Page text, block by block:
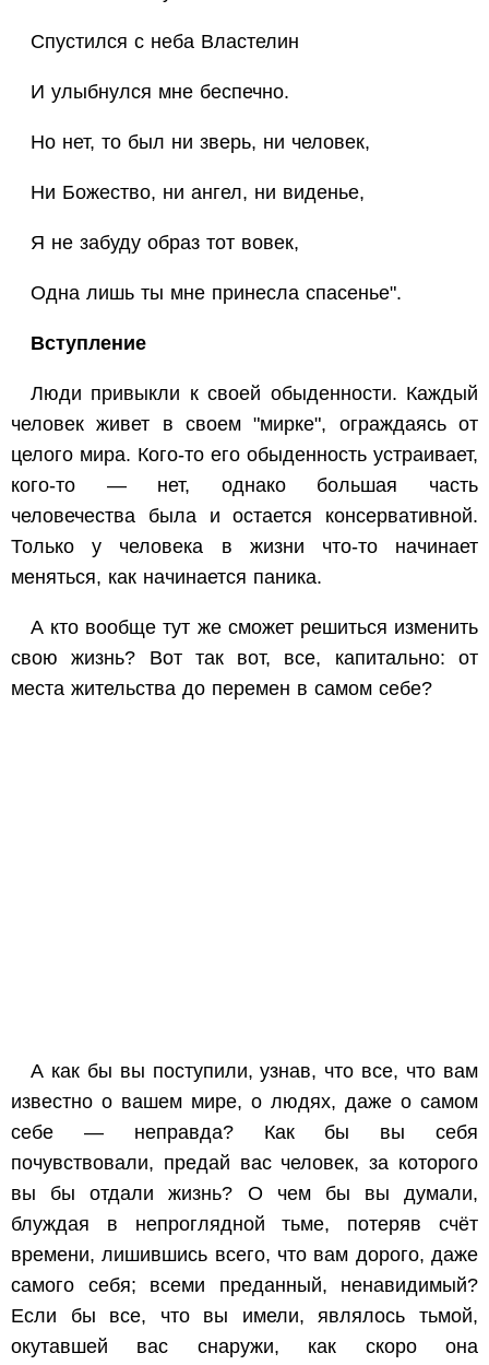
Спустился с неба Властелин
И улыбнулся мне беспечно.
Но нет, то был ни зверь, ни человек,
Ни Божество, ни ангел, ни виденье,
Я не забуду образ тот вовек,
Одна лишь ты мне принесла спасенье".
Вступление
Люди привыкли к своей обыденности. Каждый
человек живет в своем "мирке", ограждаясь от
целого мира. Кого-то его обыденность устраивает,
кого-то — нет, однако большая часть
человечества была и остается консервативной.
Только у человека в жизни что-то начинает
меняться, как начинается паника.
А кто вообще тут же сможет решиться изменить
свою жизнь? Вот так вот, все, капитально: от
места жительства до перемен в самом себе?
А как бы вы поступили, узнав, что все, что вам
известно о вашем мире, о людях, даже о самом
себе — неправда? Как бы вы себя
почувствовали, предай вас человек, за которого
вы бы отдали жизнь? О чем бы вы думали,
блуждая в непроглядной тьме, потеряв счёт
времени, лишившись всего, что вам дорого, даже
самого себя; всеми преданный, ненавидимый?
Если бы все, что вы имели, являлось тьмой,
окутавшей вас снаружи, как скоро она